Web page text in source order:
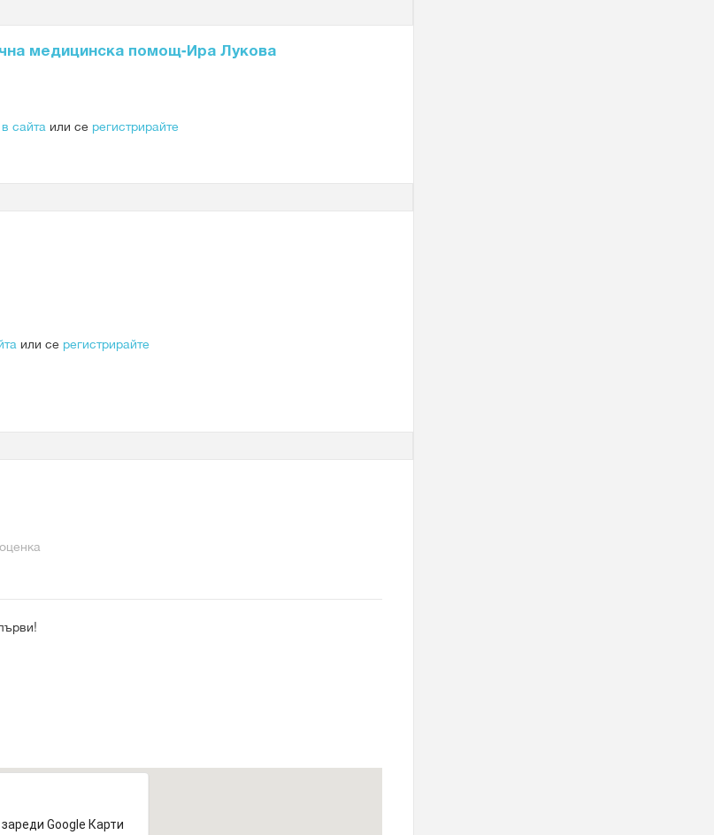
медицинска помощ-Ира Лукова
сайта или се регистрирайте
или се регистрирайте
Google Карти